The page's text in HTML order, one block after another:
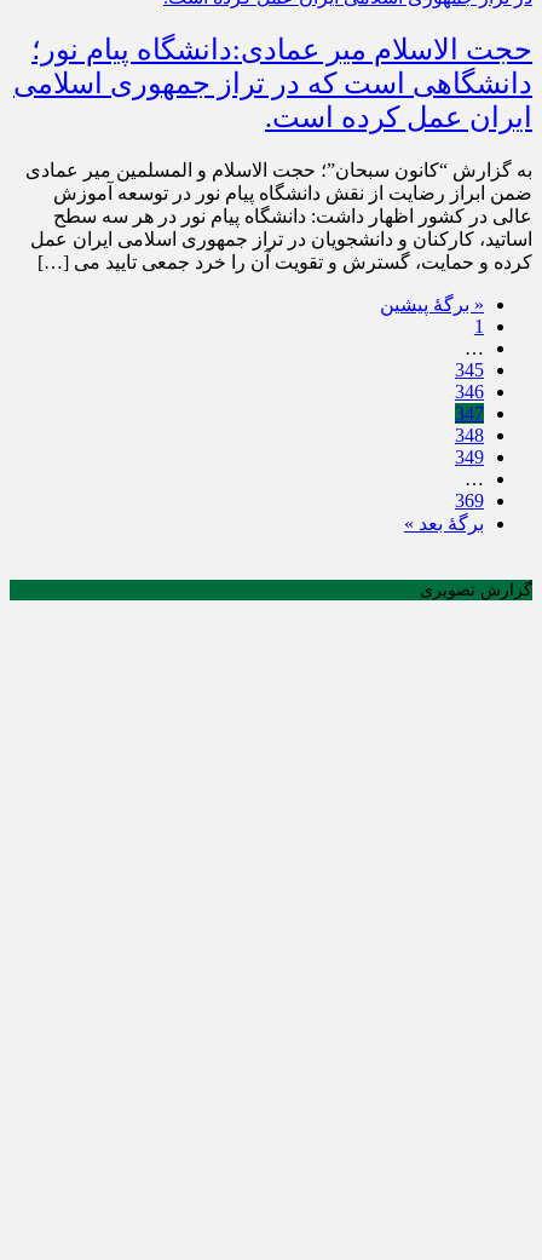
حجت الاسلام میر عمادی:دانشگاه پیام نور؛
دانشگاهی است که در تراز جمهوری اسلامی
ایران عمل کرده است.
به گزارش “کانون سبحان”؛ حجت الاسلام و المسلمین میر عمادی
ضمن ابراز رضایت از نقش دانشگاه پیام نور در توسعه آموزش
عالی در کشور اظهار داشت: دانشگاه پیام نور در هر سه سطح
اساتید، کارکنان و دانشجویان در تراز جمهوری اسلامی ایران عمل
کرده و حمایت، گسترش و تقویت آن را خرد جمعی تایید می […]
« برگه‌ٔ پیشین
1
…
345
346
347
348
349
…
369
برگهٔ بعد »
گزارش تصویری